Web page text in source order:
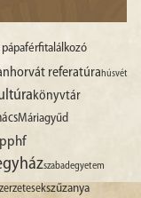
pápaférfitalálkozó
horvát referatúrahúsvét
könyvtár
Máriagyűd
pphf
szabadegyetem
szűzanya